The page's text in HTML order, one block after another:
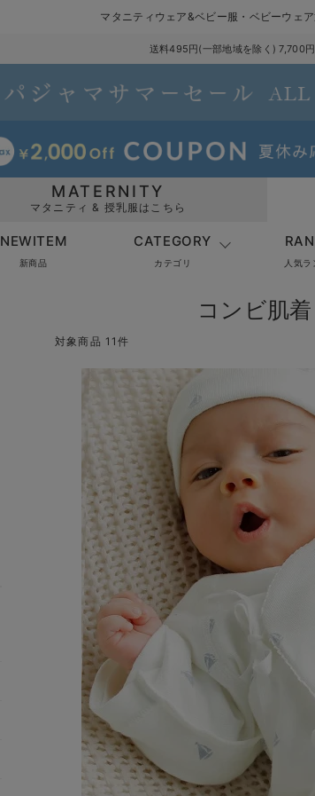
マタニティウェア&ベビー服・ベビーウェ
送料495円(一部地域を除く) 7,700
MATERNITY
マタニティ & 授乳服はこちら
NEWITEM
新商品
CATEGORY
カテゴリ 人気
コンビ肌
対象商品 11件